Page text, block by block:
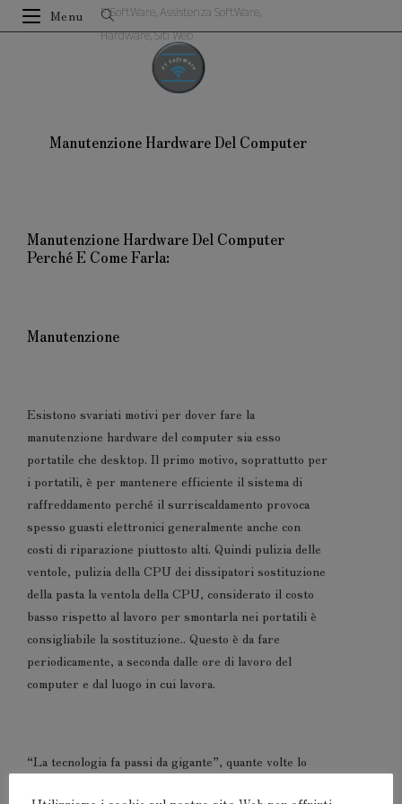
Menu
F1SoftWare, Assistenza SoftWare,
Hardware, Siti Web
Manutenzione Hardware Del Computer
Manutenzione Hardware Del Computer
Perché E Come Farla:
Manutenzione
Esistono svariati motivi per dover fare la
manutenzione hardware del computer sia esso
portatile che desktop. Il primo motivo, soprattutto per
i portatili, è per mantenere efficiente il sistema di
raffreddamento perché il surriscaldamento provoca
spesso guasti elettronici generalmente anche con
costi di riparazione piuttosto alti. Quindi pulizia delle
ventole, pulizia della CPU dei dissipatori sostituzione
della pasta la ventola della CPU, considerato il costo
basso rispetto al lavoro per smontarla nei portatili è
consigliabile la sostituzione.. Questo è da fare
periodicamente, a seconda dalle ore di lavoro del
computer e dal luogo in cui lavora.
“La tecnologia fa passi da gigante”, quante volte lo